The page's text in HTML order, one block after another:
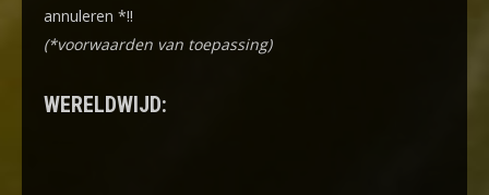
annuleren *!!
(*voorwaarden van toepassing)
WERELDWIJD: